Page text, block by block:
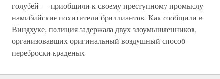
голубей — приобщили к своему преступному промыслу
намибийские похитители бриллиантов. Как сообщили в
Виндхуке, полиция задержала двух злоумышленников,
организовавших оригинальный воздушный способ
переброски краденых